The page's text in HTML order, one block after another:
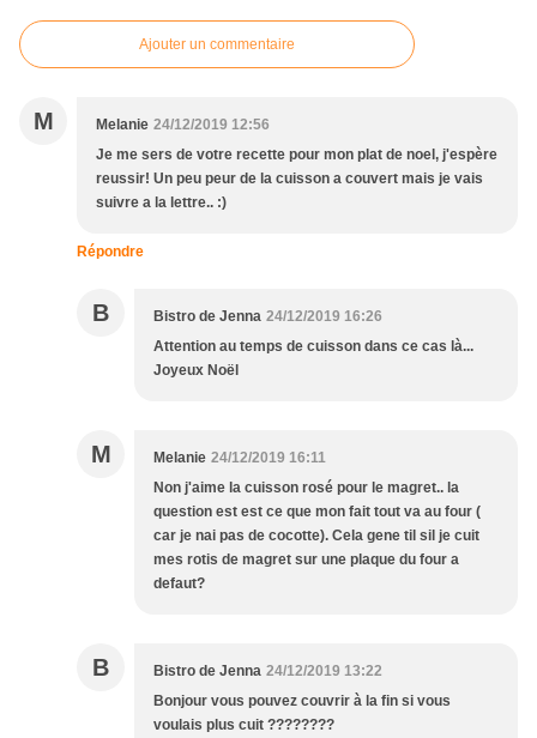
Ajouter un commentaire
M Melanie 24/12/2019 12:56
Je me sers de votre recette pour mon plat de noel, j'espère
reussir! Un peu peur de la cuisson a couvert mais je vais
suivre a la lettre.. :)
Répondre
B Bistro de Jenna 24/12/2019 16:26
Attention au temps de cuisson dans ce cas là...
Joyeux Noël
M Melanie 24/12/2019 16:11
Non j'aime la cuisson rosé pour le magret.. la
question est est ce que mon fait tout va au four (
car je nai pas de cocotte). Cela gene til sil je cuit
mes rotis de magret sur une plaque du four a
defaut?
B Bistro de Jenna 24/12/2019 13:22
Bonjour vous pouvez couvrir à la fin si vous
voulais plus cuit ????????